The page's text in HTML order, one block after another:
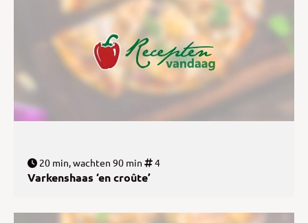
20 min, wachten 90 min 4
Varkenshaas ‘en croûte’